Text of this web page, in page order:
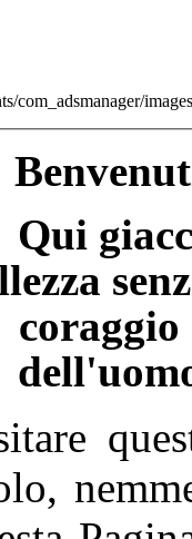
Qui